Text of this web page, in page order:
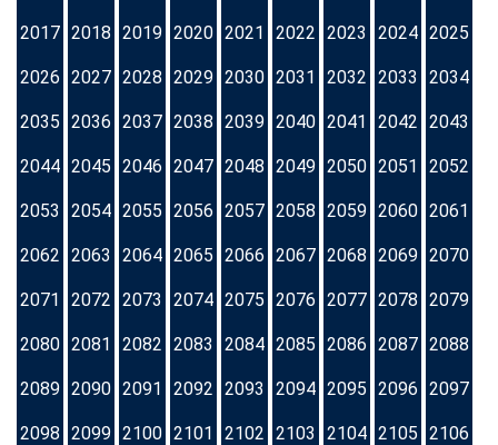
2017 2018 2019 2020 2021 2022 2023 2024 2025
2026 2027 2028 2029 2030 2031 2032 2033 2034
2035 2036 2037 2038 2039 2040 2041 2042 2043
2044 2045 2046 2047 2048 2049 2050 2051 2052
2053 2054 2055 2056 2057 2058 2059 2060 2061
2062 2063 2064 2065 2066 2067 2068 2069 2070
2071 2072 2073 2074 2075 2076 2077 2078 2079
2080 2081 2082 2083 2084 2085 2086 2087 2088
2089 2090 2091 2092 2093 2094 2095 2096 2097
2098 2099 2100 2101 2102 2103 2104 2105 2106